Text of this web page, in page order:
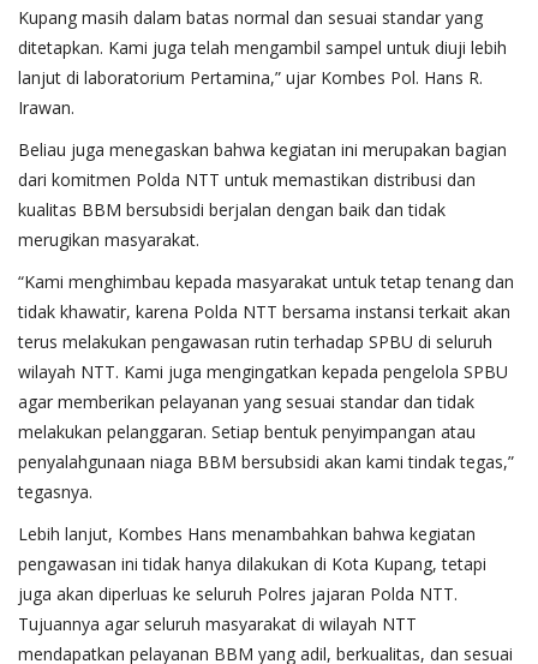
Kupang masih dalam batas normal dan sesuai standar yang
ditetapkan. Kami juga telah mengambil sampel untuk diuji lebih
lanjut di laboratorium Pertamina,” ujar Kombes Pol. Hans R.
Irawan.
Beliau juga menegaskan bahwa kegiatan ini merupakan bagian
dari komitmen Polda NTT untuk memastikan distribusi dan
kualitas BBM bersubsidi berjalan dengan baik dan tidak
merugikan masyarakat.
“Kami menghimbau kepada masyarakat untuk tetap tenang dan
tidak khawatir, karena Polda NTT bersama instansi terkait akan
terus melakukan pengawasan rutin terhadap SPBU di seluruh
wilayah NTT. Kami juga mengingatkan kepada pengelola SPBU
agar memberikan pelayanan yang sesuai standar dan tidak
melakukan pelanggaran. Setiap bentuk penyimpangan atau
penyalahgunaan niaga BBM bersubsidi akan kami tindak tegas,”
tegasnya.
Lebih lanjut, Kombes Hans menambahkan bahwa kegiatan
pengawasan ini tidak hanya dilakukan di Kota Kupang, tetapi
juga akan diperluas ke seluruh Polres jajaran Polda NTT.
Tujuannya agar seluruh masyarakat di wilayah NTT
mendapatkan pelayanan BBM yang adil, berkualitas, dan sesuai